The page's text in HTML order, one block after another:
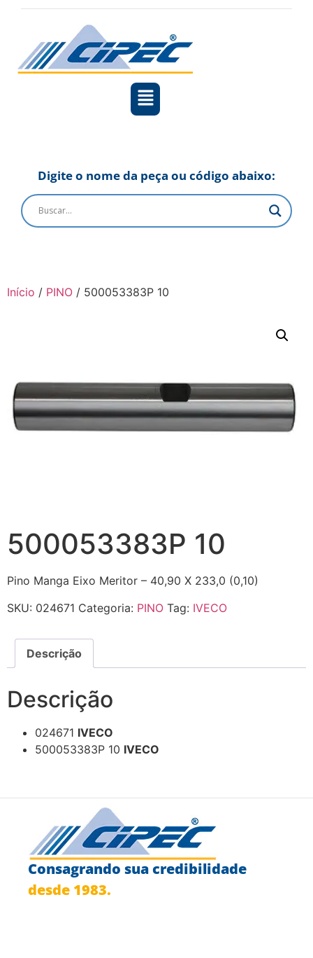
Digite o nome da peça ou código abaixo:
Início / PINO / 500053383P 10
500053383P 10
Pino Manga Eixo Meritor – 40,90 X 233,0 (0,10)
SKU: 024671 Categoria: PINO Tag: IVECO
Descrição
Descrição
024671 IVECO
500053383P 10 IVECO
Consagrando sua credibilidade
desde 1983.